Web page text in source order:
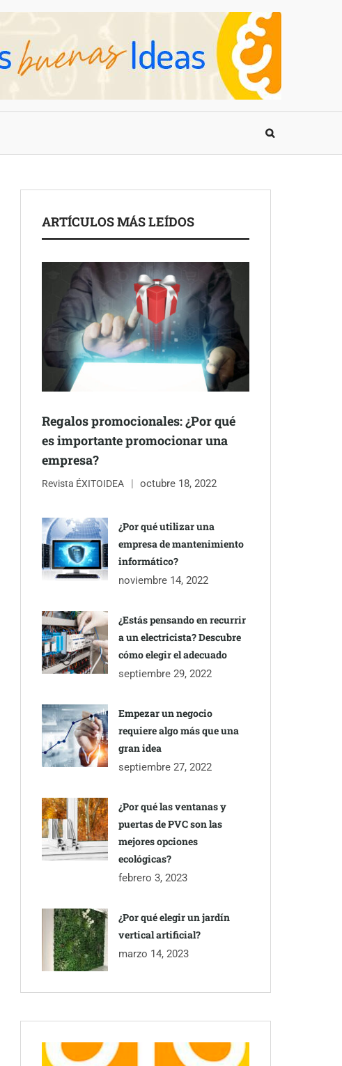
ARTÍCULOS MÁS LEÍDOS
Regalos promocionales: ¿Por qué
es importante promocionar una
empresa?
Revista ÉXITOIDEA octubre 18, 2022
¿Por qué utilizar una
empresa de mantenimiento
informático?
noviembre 14, 2022
¿Estás pensando en recurrir
a un electricista? Descubre
cómo elegir el adecuado
septiembre 29, 2022
Empezar un negocio
requiere algo más que una
gran idea
septiembre 27, 2022
¿Por qué las ventanas y
puertas de PVC son las
mejores opciones
ecológicas?
febrero 3, 2023
¿Por qué elegir un jardín
vertical artificial?
marzo 14, 2023